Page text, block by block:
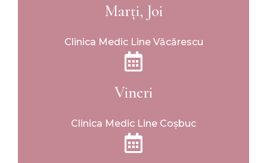
Marți, Joi
Clinica Medic Line Văcărescu
Vineri
Clinica Medic Line Coșbuc